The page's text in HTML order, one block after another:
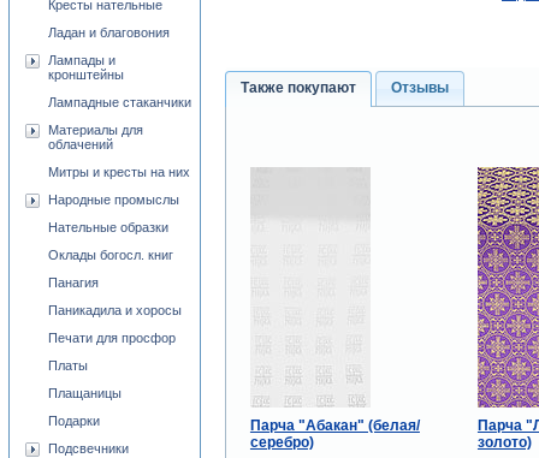
Также покупают Отзывы
Парча "Абакан" (белая/
серебро)
Парча
золото)
Кресты нательные
Ладан и благовония
Лампады и
кронштейны
Лампадные стаканчики
Материалы для
облачений
Митры и кресты на них
Народные промыслы
Нательные образки
Оклады богосл. книг
Панагия
Паникадила и хоросы
Печати для просфор
Платы
Плащаницы
Подарки
Подсвечники